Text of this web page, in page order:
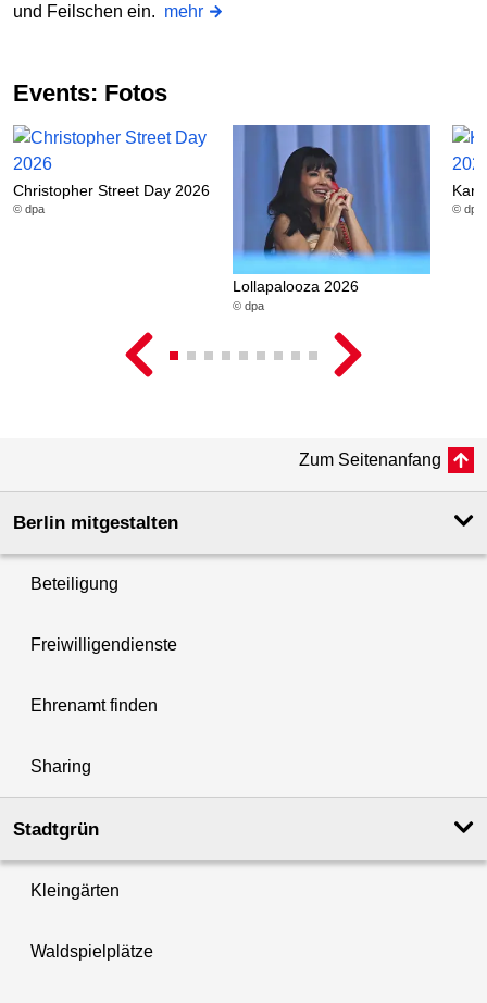
und Feilschen ein. mehr
Events: Fotos
Christopher Street Day 2026
© dpa
Lollapalooza 2026
© dpa
© dpa
Zum Seitenanfang
Berlin mitgestalten
Beteiligung
Freiwilligendienste
Ehrenamt finden
Sharing
Stadtgrün
Kleingärten
Waldspielplätze